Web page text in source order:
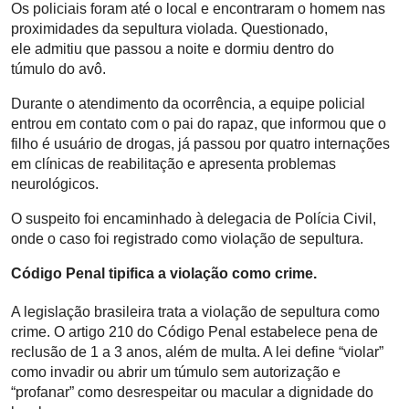
Os policiais foram até o local e encontraram o homem nas
proximidades da sepultura violada. Questionado,
ele admitiu que passou a noite e dormiu dentro do
túmulo do avô.
Durante o atendimento da ocorrência, a equipe policial
entrou em contato com o pai do rapaz, que informou que o
filho é usuário de drogas, já passou por quatro internações
em clínicas de reabilitação e apresenta problemas
neurológicos.
O suspeito foi encaminhado à delegacia de Polícia Civil,
onde o caso foi registrado como violação de sepultura.
Código Penal tipifica a violação como crime.
A legislação brasileira trata a violação de sepultura como
crime. O artigo 210 do Código Penal estabelece pena de
reclusão de 1 a 3 anos, além de multa. A lei define “violar”
como invadir ou abrir um túmulo sem autorização e
“profanar” como desrespeitar ou macular a dignidade do